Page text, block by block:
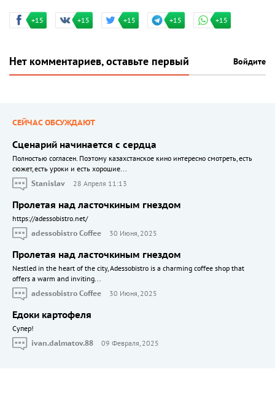
+15 +15 +15 +15 +15
Нет комментариев, оставьте первый Войдите
СЕЙЧАС ОБСУЖДАЮТ
Сценарий начинается с сердца
Полностью согласен. Поэтому казахстанское кино интересно смотреть, есть
сюжет, есть уроки и есть хорошие...
Stanislav
28 Апреля 11:13
Пролетая над ласточкиным гнездом
https://adessobistro.net/
adessobistro Coffee
30 Июня, 2025
Пролетая над ласточкиным гнездом
Nestled in the heart of the city, Adessobistro is a charming coffee shop that
offers a warm and inviting...
adessobistro Coffee
30 Июня, 2025
Едоки картофеля
Cупер!
ivan.dalmatov.88
09 Февраля, 2025